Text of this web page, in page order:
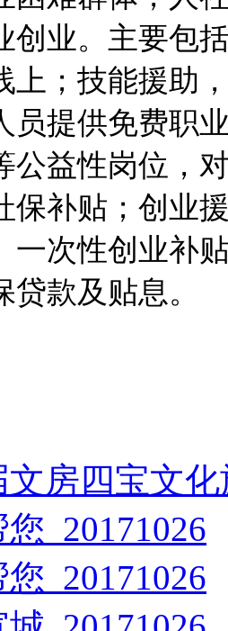
创业。主要包
上；技能援助
员提供免费职
公益性岗位，
保补贴；创业
一次性创业补
款及贴息。
文房四宝文
_20171026
_20171026